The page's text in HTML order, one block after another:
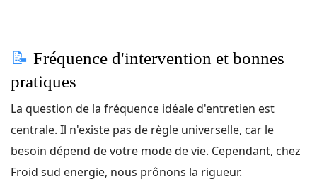
📝 Fréquence d'intervention et bonnes
pratiques
La question de la fréquence idéale d'entretien est
centrale. Il n'existe pas de règle universelle, car le
besoin dépend de votre mode de vie. Cependant, chez
Froid sud energie, nous prônons la rigueur.